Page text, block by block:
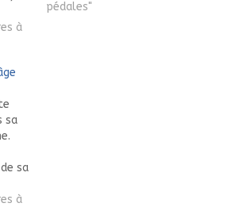
à
à
pédales"
sa
sa
à